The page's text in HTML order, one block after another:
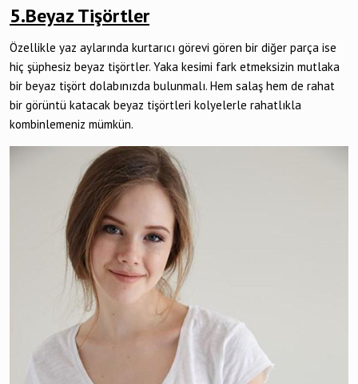
5.Beyaz Tişörtler
Özellikle yaz aylarında kurtarıcı görevi gören bir diğer parça ise
hiç şüphesiz beyaz tişörtler. Yaka kesimi fark etmeksizin mutlaka
bir beyaz tişört dolabınızda bulunmalı. Hem salaş hem de rahat
bir görüntü katacak beyaz tişörtleri kolyelerle rahatlıkla
kombinlemeniz mümkün.